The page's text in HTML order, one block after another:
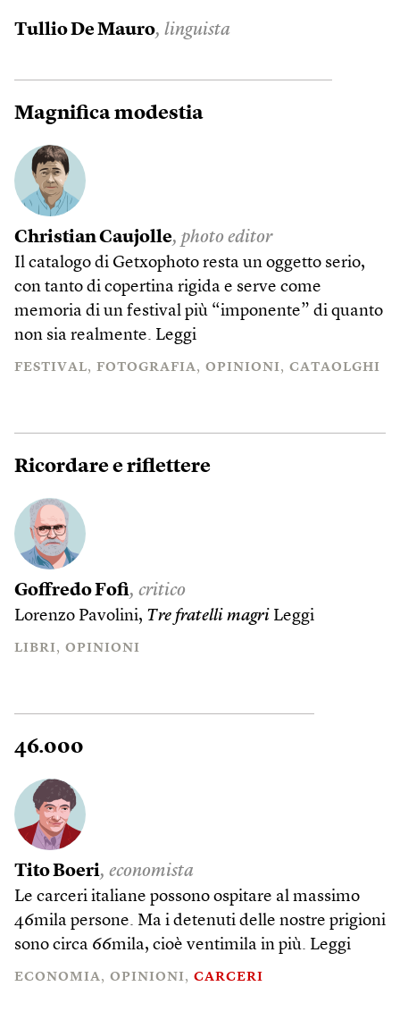
Tullio De Mauro, linguista
Magnifica modestia
Christian Caujolle, photo editor
Il catalogo di Getxophoto resta un oggetto serio,
con tanto di copertina rigida e serve come
memoria di un festival più “imponente” di quanto
non sia realmente. Leggi
FESTIVAL FOTOGRAFIA OPINIONI CATAOLGHI
Ricordare e riflettere
Goffredo Fofi, critico
Lorenzo Pavolini, Tre fratelli magri Leggi
LIBRI OPINIONI
46.000
Tito Boeri, economista
Le carceri italiane possono ospitare al massimo
46mila persone. Ma i detenuti delle nostre prigioni
sono circa 66mila, cioè ventimila in più. Leggi
ECONOMIA OPINIONI CARCERI